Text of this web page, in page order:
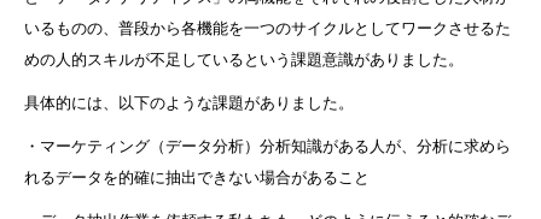
いるものの、普段から各機能を一つのサイクルとしてワークさせるた
めの人的スキルが不足しているという課題意識がありました。
具体的には、以下のような課題がありました。
・マーケティング（データ分析）分析知識がある人が、分析に求めら
れるデータを的確に抽出できない場合があること